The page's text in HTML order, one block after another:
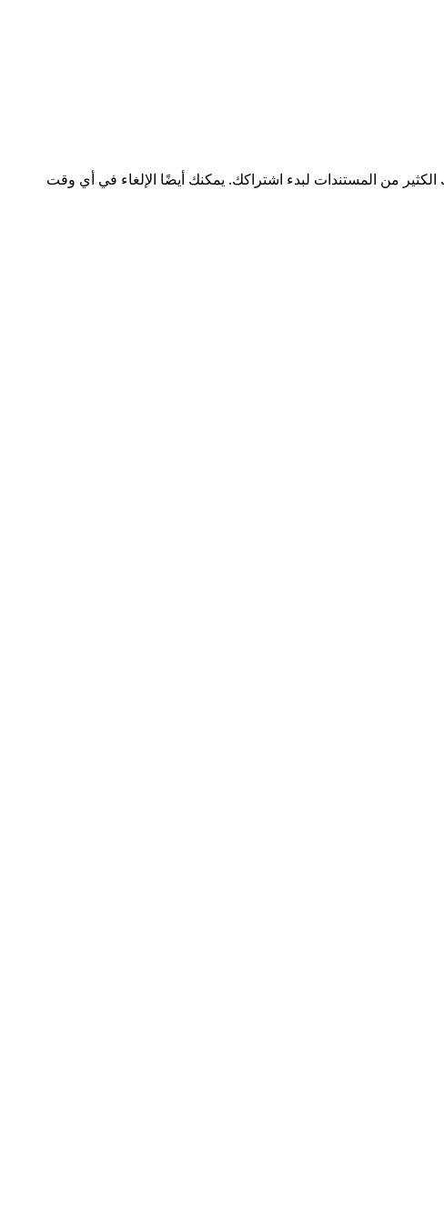
من المستندات لبدء اشتراكك. يمكنك أيضًا الإلغاء في أي وقت